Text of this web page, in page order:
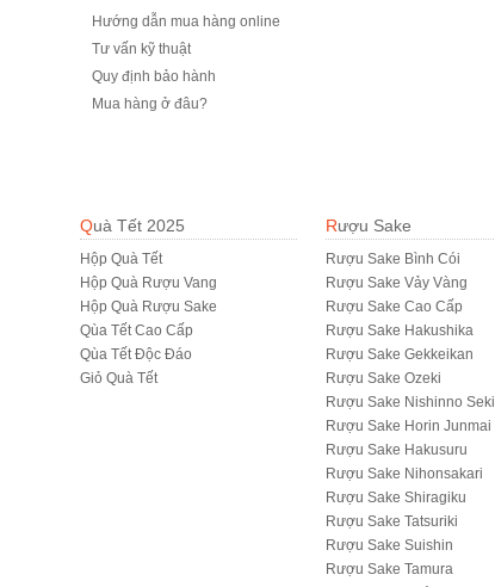
Hướng dẫn mua hàng online
Tư vấn kỹ thuật
Quy định bảo hành
Mua hàng ở đâu?
Quà Tết 2025
Hộp Quà Tết
Hộp Quà Rượu Vang
Hộp Quà Rượu Sake
Qùa Tết Cao Cấp
Qùa Tết Độc Đáo
Giỏ Quà Tết
Rượu Sake
Rượu Sake Bình Cói
Rượu Sake Vảy Vàng
Rượu Sake Cao Cấp
Rượu Sake Hakushika
Rượu Sake Gekkeikan
Rượu Sake Ozeki
Rượu Sake Nishinno Seki
Rượu Sake Horin Junmai
Rượu Sake Hakusuru
Rượu Sake Nihonsakari
Rượu Sake Shiragiku
Rượu Sake Tatsuriki
Rượu Sake Suishin
Rượu Sake Tamura